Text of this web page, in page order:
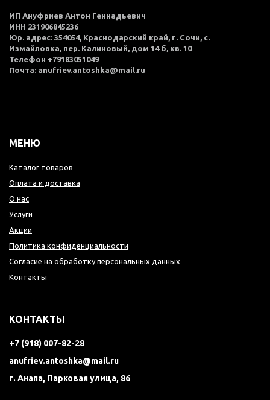
ИП Ануфриев Антон Геннадьевич
ИНН 231906845236
Юр. адрес: 354054, Краснодарский край, г. Сочи, с.
Измайловка, пер. Калиновый, дом 14 б, кв. 10
Телефон +79183051049
Почта: anufriev.antoshka@mail.ru
МЕНЮ
Каталог товаров
Оплата и доставка
О нас
Услуги
Акции
Политика конфиденциальности
Согласие на обработку персональных данных
Контакты
КОНТАКТЫ
+7 (918) 007-82-28
anufriev.antoshka@mail.ru
г. Анапа, Парковая улица, 86